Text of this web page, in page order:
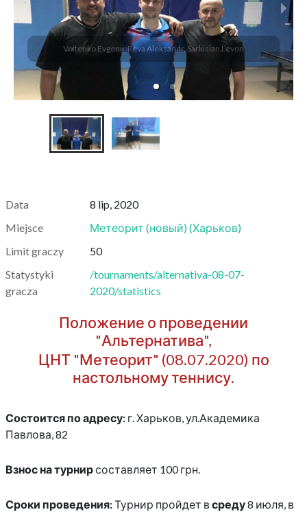
Voitenko Evgenii, Reva Aleksandr, Sarkisian Levon
Data
8 lip, 2020
Miejsce
Метеорит (новый)(Харьков)
Limit graczy
50
Statystyki
gracza
/tournaments/alternativa-08-07-
2020/statistics
Положение о проведении
"Альтернатива",
ЦНТ "Метеорит" (08.07.2020) по
настольному теннису.
Состоится по адресу: г. Харьков, ул.Академика
Павлова, 82
Взнос на турнирсоставляет 100 грн.
Сроки проведения:Турнир пройдет всреду8 июля, в